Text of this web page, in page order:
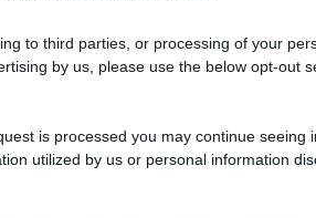
to third parties, or processing of your
by us, please use the below opt-out
is processed you may continue seeing
utilized by us or personal information